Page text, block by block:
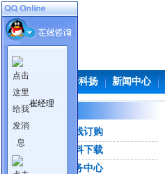
首页 关于科扬 新闻中心
服务与支持
在线订购
资料下载
服务中心
崔经理